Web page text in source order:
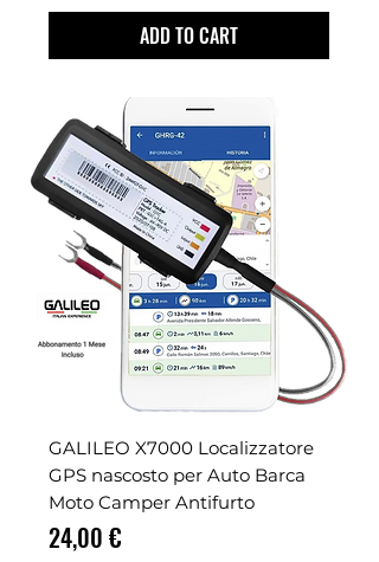
ADD TO CART
GALILEO X7000 Localizzatore
GPS nascosto per Auto Barca
Moto Camper Antifurto
Prezzo
24,00 €